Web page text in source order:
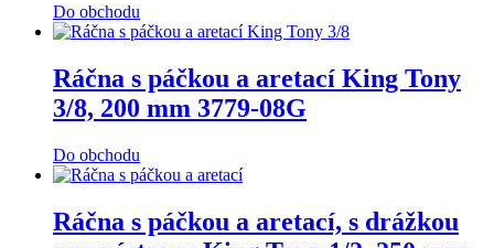
Do obchodu
Ráčna s páčkou a aretací King Tony
3/8, 200 mm 3779-08G
Do obchodu
Ráčna s páčkou a aretací, s drážkou